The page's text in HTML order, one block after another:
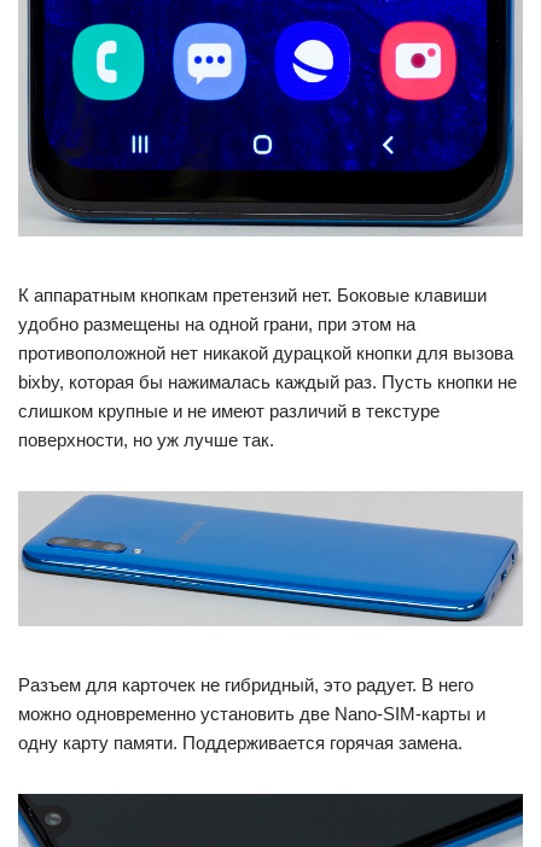
К аппаратным кнопкам претензий нет. Боковые клавиши
удобно размещены на одной грани, при этом на
противоположной нет никакой дурацкой кнопки для вызова
bixby, которая бы нажималась каждый раз. Пусть кнопки не
слишком крупные и не имеют различий в текстуре
поверхности, но уж лучше так.
Разъем для карточек не гибридный, это радует. В него
можно одновременно установить две Nano-SIM-карты и
одну карту памяти. Поддерживается горячая замена.